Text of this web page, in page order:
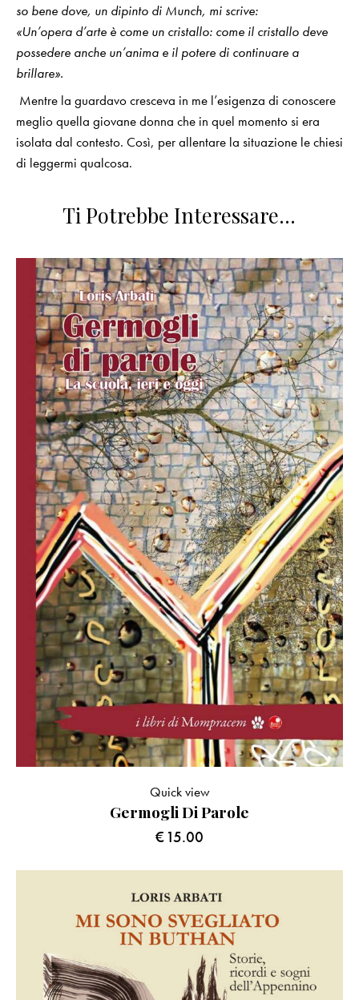
so bene dove, un dipinto di Munch, mi scrive:
«Un’opera d’arte è come un cristallo: come il cristallo deve
possedere anche un’anima e il potere di continuare a
brillare».
Mentre la guardavo cresceva in me l’esigenza di conoscere
meglio quella giovane donna che in quel momento si era
isolata dal contesto. Così, per allentare la situazione le chiesi
di leggermi qualcosa.
Ti Potrebbe Interessare…
Germogli Di Parole
€15.00
Quick view